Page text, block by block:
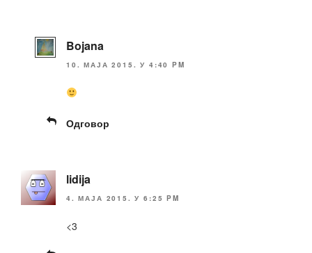
Bojana
10. МАЈА 2015. У 4:40 PM
Одговор
lidija
4. МАЈА 2015. У 6:25 PM
<3